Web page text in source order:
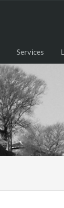
Services